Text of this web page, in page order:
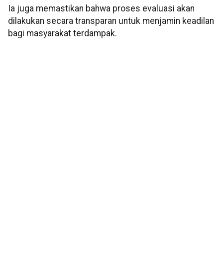
Ia juga memastikan bahwa proses evaluasi akan
dilakukan secara transparan untuk menjamin keadilan
bagi masyarakat terdampak.